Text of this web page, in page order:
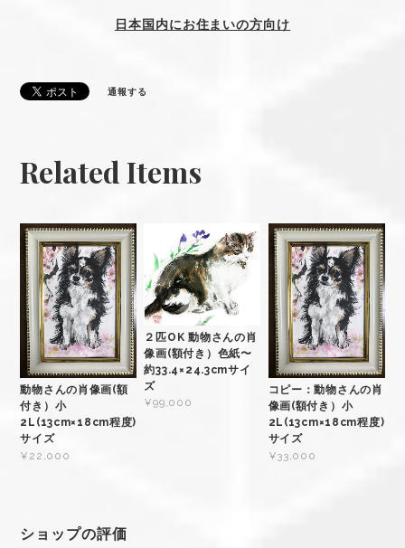
日本国内にお住まいの方向け
通報する
Related Items
動物さんの肖像画(額
付き）小
2L(13cm×18cm程度)
サイズ
¥22,000
２匹OK 動物さんの肖
像画(額付き）色紙〜
約33.4×24.3cmサイ
ズ
¥99,000
コピー：動物さんの肖
像画(額付き）小
2L(13cm×18cm程度)
サイズ
¥33,000
ショップの評価